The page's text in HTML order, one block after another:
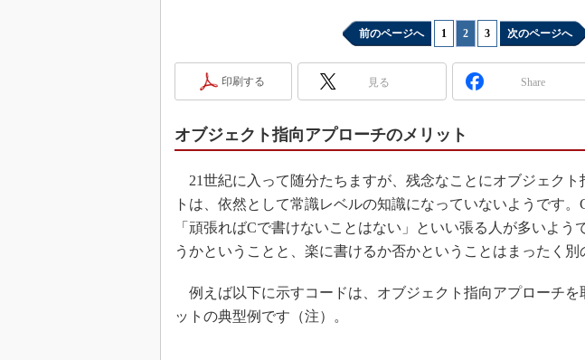
TECHNO-FRONTIER
人テク展
EdgeTech+
産業オープンネット
組み込みモ
Windows
車載ソフト
3Dプリン
デジタル
S＆OP
インダス
イノベーシ
前のページへ 1 2 3 次のページへ
印刷する 見る Share
オブジェクト指向アプローチのメリット
21世紀に入って随分たちますが、残念なことにオブジェクト
トは、依然として常識レベルの知識になっていないようです。
「頑張ればCで書けないことはない」といい張る人が多いよう
うかということと、楽に書けるか否かということはまったく別
例えば以下に示すコードは、オブジェクト指向アプローチを
ットの典型例です（注）。